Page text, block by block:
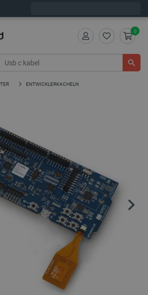
0
ENTWICKLERKACHELN